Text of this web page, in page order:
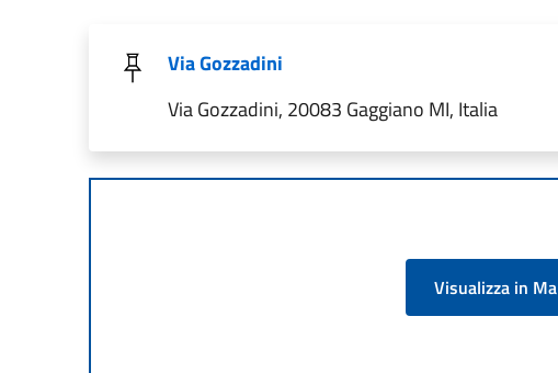
Via Gozzadini
Via Gozzadini, 20083 Gaggiano MI, Italia
Visualizza in